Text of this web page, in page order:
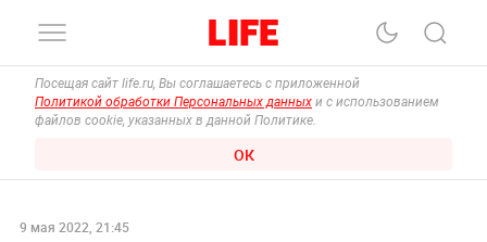
Посещая сайт life.ru, Вы соглашаетесь с приложенной
Политикой обработки Персональных данных и с использованием
файлов cookie, указанных в данной Политике.
ОК
9 мая 2022, 21:45